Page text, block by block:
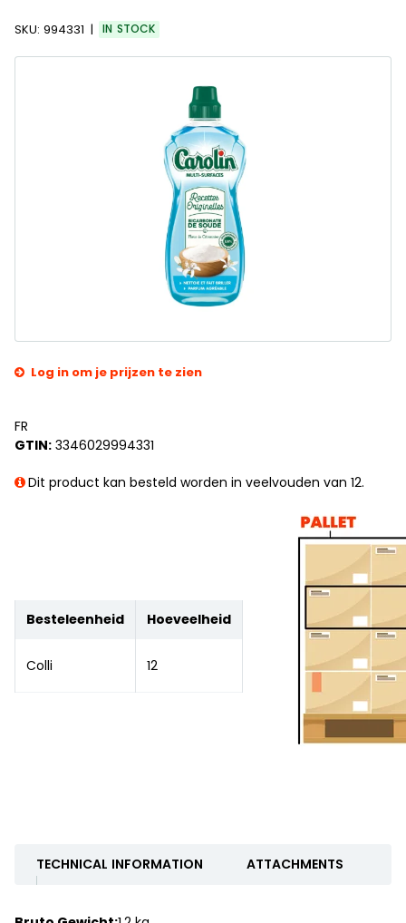
SKU: 994331 IN STOCK
Log in om je prijzen te zien
FR
GTIN: 3346029994331
Dit product kan besteld worden in veelvouden van 12.
Besteleenheid Hoeveelheid
Colli 12
TECHNICAL INFORMATION ATTACHMENTS